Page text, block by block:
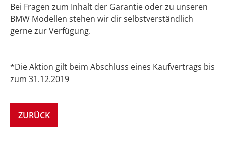
Bei Fragen zum Inhalt der Garantie oder zu unseren
BMW Modellen stehen wir dir selbstverständlich
gerne zur Verfügung.
*Die Aktion gilt beim Abschluss eines Kaufvertrags bis
zum 31.12.2019
ZURÜCK